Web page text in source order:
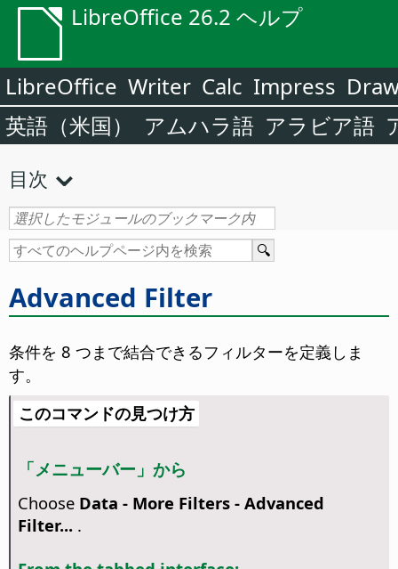
LibreOffice 26.2 ヘルプ
LibreOffice Writer Calc Impress
英語（米国）
アムハラ語 アラビア語
目次
Advanced Filter
条件を 8 つまで結合できるフィルターを定義しま
す。
このコマンドの見つけ方
「メニューバー」から
Choose Data - More Filters - Advanced
Filter....